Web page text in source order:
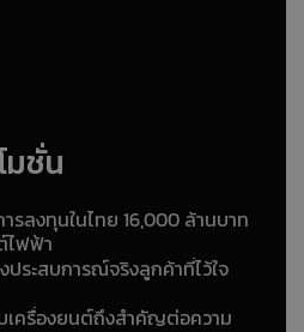
มชั่น
รลงทุนในไทย 16,000 ล้านบาท
ไฟฟ้า
ประสบการณ์จริงลูกค้าที่ไว้ใจ
บเครื่องยนต์ถึงสำคัญต่อความ